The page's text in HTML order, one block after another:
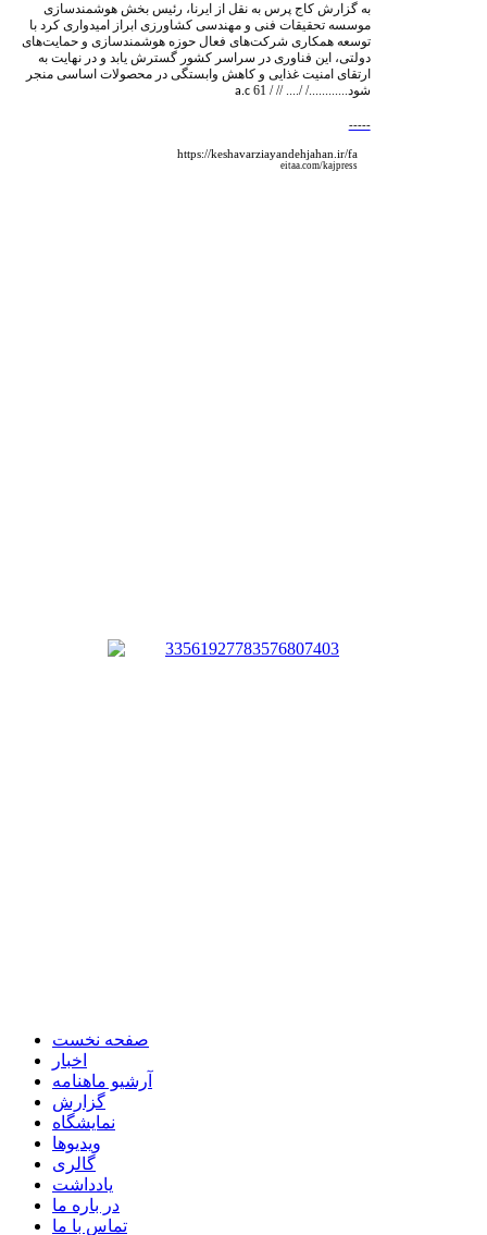
به گزارش کاج پرس به نقل از ایرنا، رئیس بخش هوشمندسازی
موسسه تحقیقات فنی و مهندسی کشاورزی ابراز امیدواری کرد با
توسعه همکاری شرکت‌های فعال حوزه هوشمندسازی و حمایت‌های
دولتی، این فناوری در سراسر کشور گسترش یابد و در نهایت به
ارتقای امنیت غذایی و کاهش وابستگی در محصولات اساسی منجر
شود............/ /....
// / 61
a.c
-----
https://keshavarziayandehjahan.ir/fa
eitaa.com/kajpress
صفحه نخست
اخبار
آرشیو ماهنامه
گزارش
نمایشگاه
ویدیوها
گالری
یادداشت
در باره ما
تماس با ما